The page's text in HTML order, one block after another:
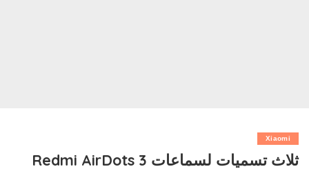
Xiaomi
ثلاث تسميات لسماعات Redmi AirDots 3